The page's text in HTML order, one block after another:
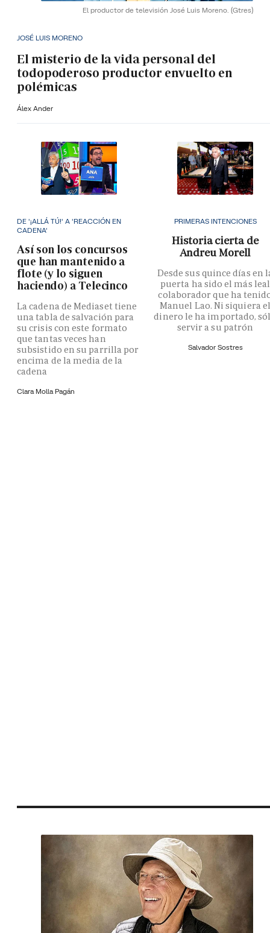
El productor de televisión José Luis Moreno. (Gtres)
JOSÉ LUIS MORENO
El misterio de la vida personal del
todopoderoso productor envuelto en
polémicas
Álex Ander
DE '¡ALLÁ TÚ!' A 'REACCIÓN EN
CADENA'
Así son los concursos
que han mantenido a
flote (y lo siguen
haciendo) a Telecinco
La cadena de Mediaset tiene
una tabla de salvación para
su crisis con este formato
que tantas veces han
subsistido en su parrilla por
encima de la media de la
cadena
Clara Molla Pagán
PRIMERAS INTENCIONES
Historia cierta de
Andreu Morell
Desde sus quince días en
puerta ha sido el más leal
colaborador que ha
Manuel Lao. Ni siquiera
dinero le ha importado,
servir a su patrón
Salvador Sostres